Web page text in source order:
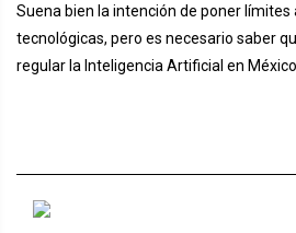
Suena bien la intención de poner límites
tecnológicas, pero es necesario saber
regular la Inteligencia Artificial en